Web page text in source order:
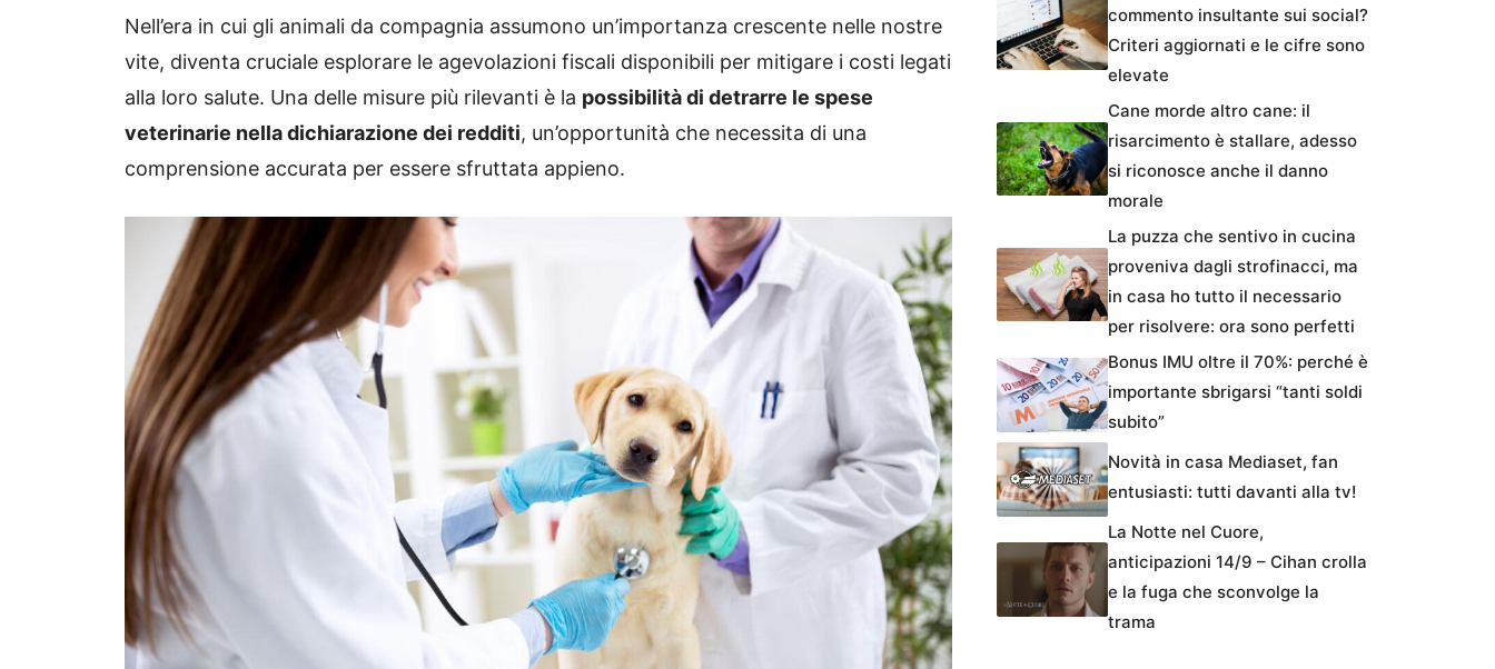
Nell’era in cui gli animali da compagnia assumono un’importanza crescente nelle nostre
vite, diventa cruciale esplorare le agevolazioni fiscali disponibili per mitigare i costi legati
alla loro salute. Una delle misure più rilevanti è la possibilità di detrarre le spese
veterinarie nella dichiarazione dei redditi, un’opportunità che necessita di una
comprensione accurata per essere sfruttata appieno.
commento insultante sui social?
Criteri aggiornati e le cifre sono
elevate
Cane morde altro cane: il
risarcimento è stallare, adesso
si riconosce anche il danno
morale
La puzza che sentivo in cucina
proveniva dagli strofinacci, ma
in casa ho tutto il necessario
per risolvere: ora sono perfetti
Bonus IMU oltre il 70%: perché è
importante sbrigarsi “tanti soldi
subito”
Novità in casa Mediaset, fan
entusiasti: tutti davanti alla tv!
La Notte nel Cuore,
anticipazioni 14/9 – Cihan crolla
e la fuga che sconvolge la
trama